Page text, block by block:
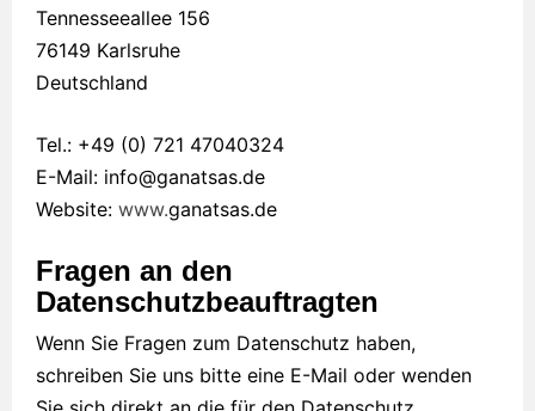
Tennesseeallee 156
76149 Karlsruhe
Deutschland
Tel.: +49 (0) 721 47040324
E-Mail: info@ganatsas.de
Website: www.ganatsas.de
Fragen an den
Datenschutzbeauftragten
Wenn Sie Fragen zum Datenschutz haben,
schreiben Sie uns bitte eine E-Mail oder wenden